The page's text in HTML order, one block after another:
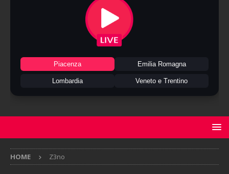
Piacenza Emilia Romagna
Lombardia Veneto e Trentino
HOME Z3no